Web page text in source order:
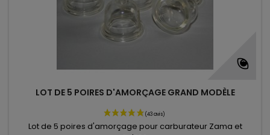
LOT DE 5 POIRES D'AMORÇAGE GRAND MODÈLE
Lot de 5 poires d'amorçage pour carburateur Zama et